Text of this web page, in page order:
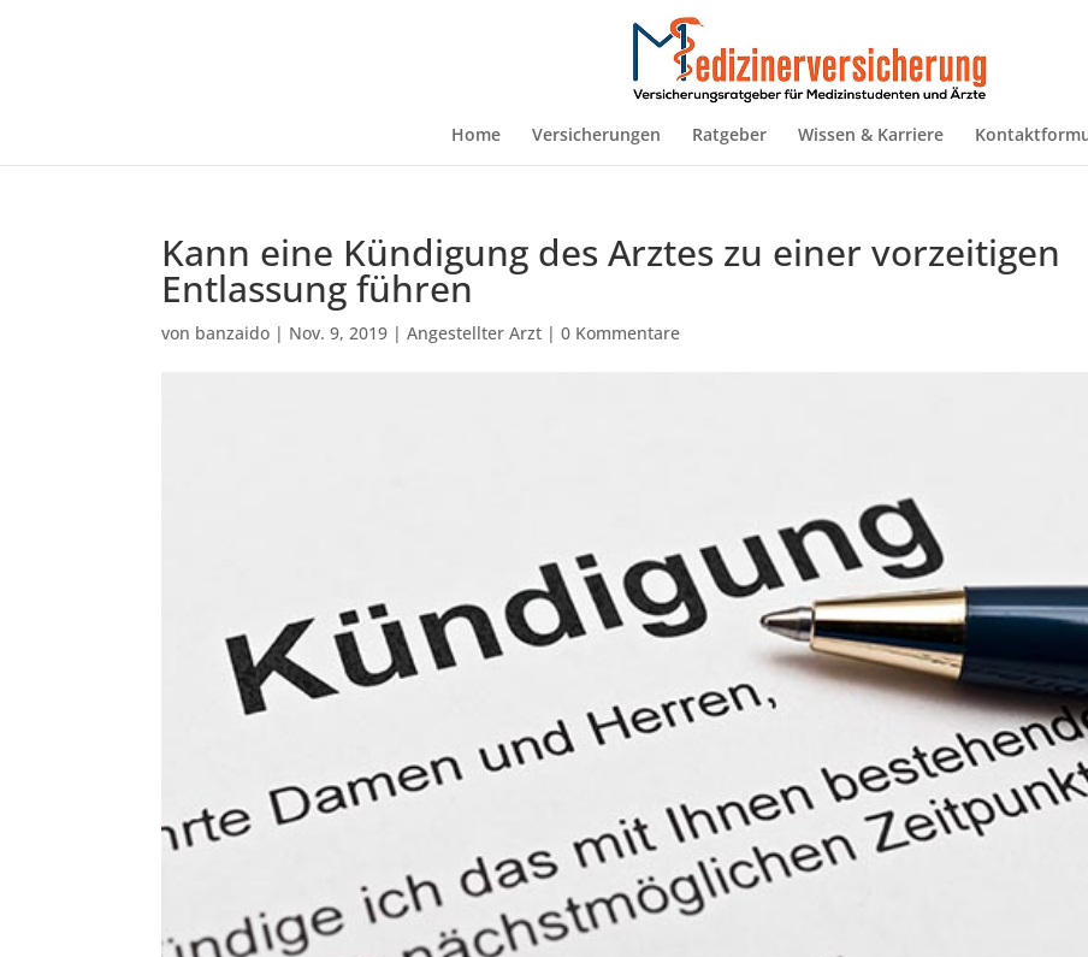
Home Versicherungen Ratgeber Wissen & Karriere
Kann eine Kündigung des Arztes zu einer vorzeitigen
Entlassung führen
von banzaido | Nov. 9, 2019 |Angestellter Arzt |0 Kommentare